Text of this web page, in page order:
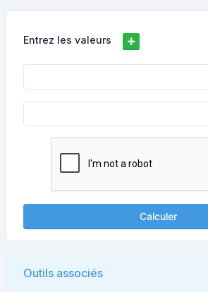
Entrez les valeurs
Calculer
Outils associés